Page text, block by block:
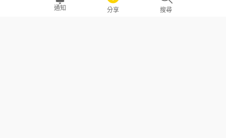
職場透明化運動
通知 分享 搜尋